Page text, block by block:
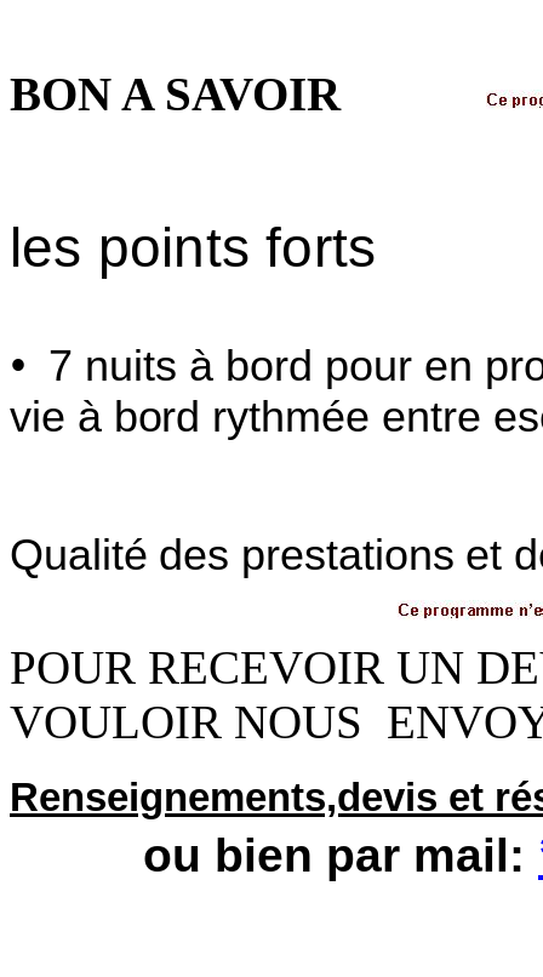
BON A SAVOIR
les points forts
• 7 nuits à bord pour en
vie à bord rythmée entre
Qualité des prestations et
POUR RECEVOIR UN
VOULOIR NOUS
Renseignements,devis et
ou bien par mail: